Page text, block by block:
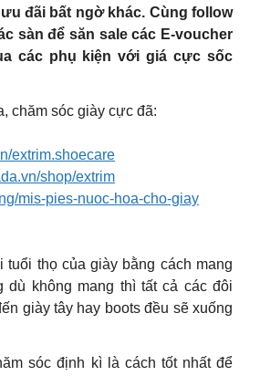
đãi bất ngờ khác. Cùng follow
sàn để săn sale các E-voucher
các phụ kiện với giá cực sốc
chăm sóc giày cực đã:
extrim.shoecare
shop/extrim
mis-pies-nuoc-hoa-cho-giay
tuổi thọ của giày bằng cách mang
dù không mang thì tất cả các đôi
giày tây hay boots đều sẽ xuống
sóc định kì là cách tốt nhất để